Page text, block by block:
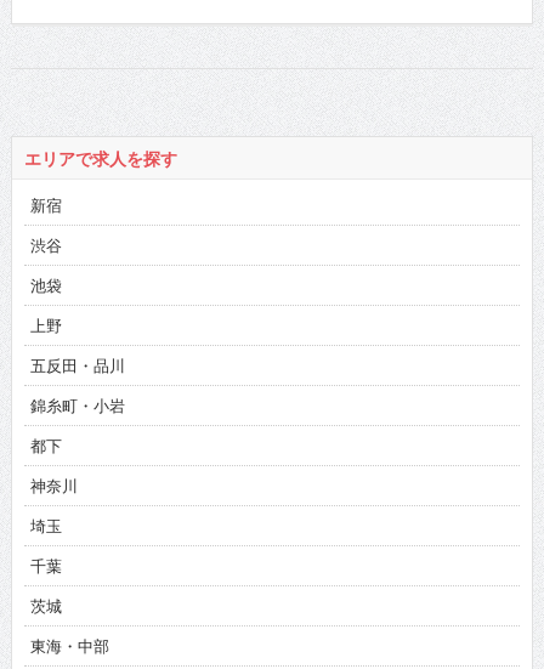
エリアで求人を探す
新宿
渋谷
池袋
上野
五反田・品川
錦糸町・小岩
都下
神奈川
埼玉
千葉
茨城
東海・中部